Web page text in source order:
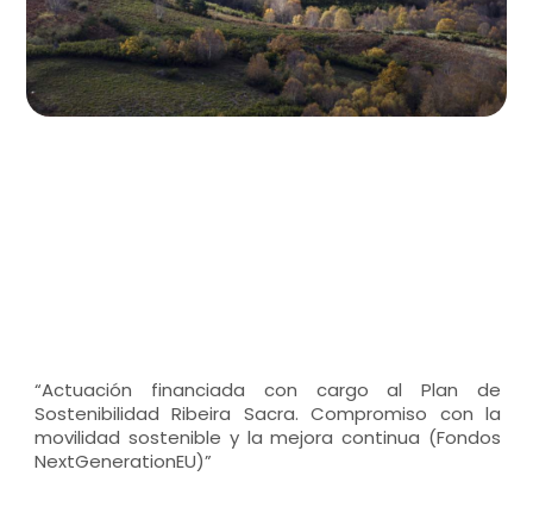
“Actuación financiada con cargo al Plan de
Sostenibilidad Ribeira Sacra. Compromiso con la
movilidad sostenible y la mejora continua (Fondos
NextGenerationEU)”